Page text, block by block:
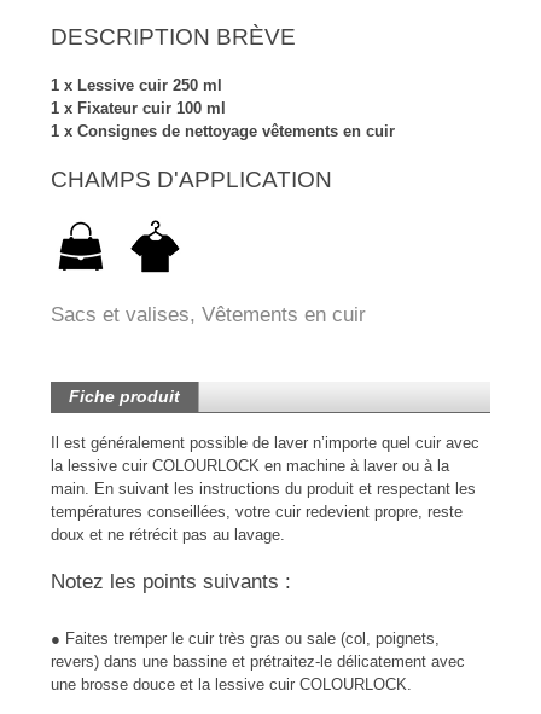
DESCRIPTION BRÈVE
1 x Lessive cuir 250 ml
1 x Fixateur cuir 100 ml
1 x Consignes de nettoyage vêtements en cuir
CHAMPS D'APPLICATION
Sacs et valises, Vêtements en cuir
Fiche produit
Il est généralement possible de laver n’importe quel cuir avec
la lessive cuir COLOURLOCK en machine à laver ou à la
main. En suivant les instructions du produit et respectant les
températures conseillées, votre cuir redevient propre, reste
doux et ne rétrécit pas au lavage.
Notez les points suivants :
● Faites tremper le cuir très gras ou sale (col, poignets,
revers) dans une bassine et prétraitez-le délicatement avec
une brosse douce et la lessive cuir COLOURLOCK.